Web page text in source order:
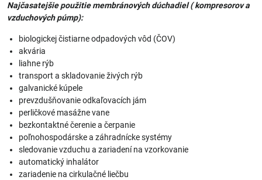
Najčasatejšie použitie membránových dúchadiel ( kompresorov a
vzduchových púmp):
biologickej čistiarne odpadových vôd (ČOV)
akvária
liahne rýb
transport a skladovanie živých rýb
galvanické kúpele
prevzdušňovanie odkaľovacích jám
perličkové masážne vane
bezkontaktné čerenie a čerpanie
poľnohospodárske a záhradnícke systémy
sledovanie vzduchu a zariadení na vzorkovanie
automatický inhalátor
zariadenie na cirkulačné liečbu